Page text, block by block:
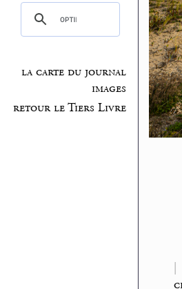
la carte du journal
images
retour le Tiers Livre